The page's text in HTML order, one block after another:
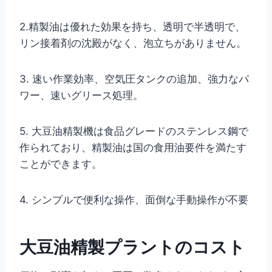
2.精製油は優れた効果を持ち、透明で半透明で、
リン接着剤の沈殿がなく、泡立ちがありません。
3. 速い作業効率、空気圧タンクの追加、強力なパ
ワー、速いグリース処理。
5. 大豆油精製機は食品グレードのステンレス鋼で
作られており、精製油は国の食用油要件を満たす
ことができます。
4. シンプルで便利な操作、面倒な手動操作が不要
大豆油精製プラントのコスト